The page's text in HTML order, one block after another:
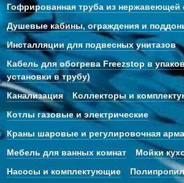
Гофрированная труба из нержавеющей
Душевые кабины, ограждения и
Инсталляции для подвесных унитазов
Кабель для обогрева Freezstop в
установки в трубу)
Канализация
Коллекторы и
Котлы газовые и электрические
Краны шаровые и регулировочная
Мебель для ванных комнат
Мойки
Насосы и комплектующие